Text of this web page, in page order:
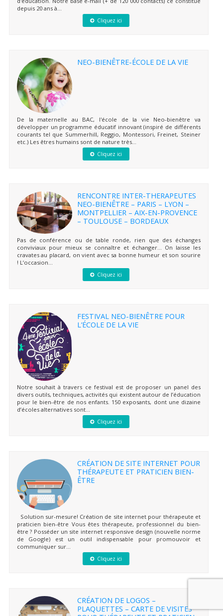
depuis 20 ans à...
Cliquez ici
NEO-BIENÊTRE-ÉCOLE DE LA VIE
De la maternelle au BAC, l'école de la vie Neo-bienêtre va
développer un programme éducatif innovant (inspiré de différents
courants tel que Summerhill, Reggio, Montessori, Freinet, Steiner
etc.) Les êtres humains sont de nature très...
Cliquez ici
RENCONTRE INTER-THERAPEUTES
NEO-BIENÊTRE – PARIS – LYON –
MONTPELLIER – AIX-EN-PROVENCE
– TOULOUSE – BORDEAUX
Pas de conférence ou de table ronde, rien que des échanges
conviviaux pour mieux se connaître et échanger… On laisse les
cravates au placard, on vient avec sa bonne humeur et son sourire
! L’occasion...
Cliquez ici
FESTIVAL NEO-BIENÊTRE POUR
L’ÉCOLE DE LA VIE
Notre souhait à travers ce festival est de proposer un panel des
divers outils, techniques, activités qui existent autour de l’éducation
pour le bien-être de nos enfants. 150 exposants, dont une dizaine
d’écoles alternatives sont...
Cliquez ici
CRÉATION DE SITE INTERNET POUR
THÉRAPEUTE ET PRATICIEN BIEN-
ÊTRE
Solution sur-mesure! Création de site internet pour thérapeute et
praticien bien-être Vous êtes thérapeute, professionnel du bien-
être ? Posséder un site internet responsive design (nouvelle norme
de Google) est un outil indispensable pour promouvoir et
communiquer sur...
Cliquez ici
CRÉATION DE LOGOS –
PLAQUETTES – CARTE DE VISITES